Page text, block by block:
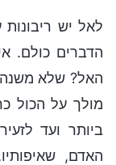
לאל יש
הדברים כולם.
האל? שלא משנה
מולך על הכול
ביותר ועד
האדם,